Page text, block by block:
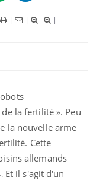
| |
|
la fertilité ». Peu
la nouvelle arme
Cette
allemands
Et il s'agit d'un